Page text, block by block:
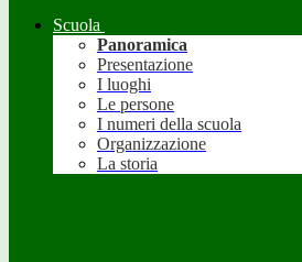
Scuola
Panoramica
Presentazione
I luoghi
Le persone
I numeri della scuola
Organizzazione
La storia